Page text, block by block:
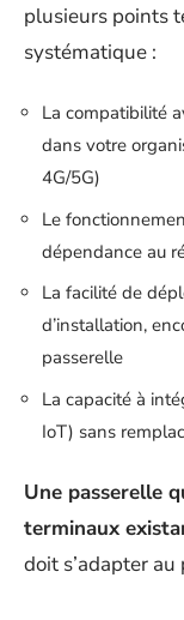
plusieurs points
systématique :
La compatibilité
dans votre
4G/5G)
Le
dépendance au
La facilité de
d’installation,
passerelle
La capacité à
IoT) sans
Une passerelle
terminaux
doit s’adapter au